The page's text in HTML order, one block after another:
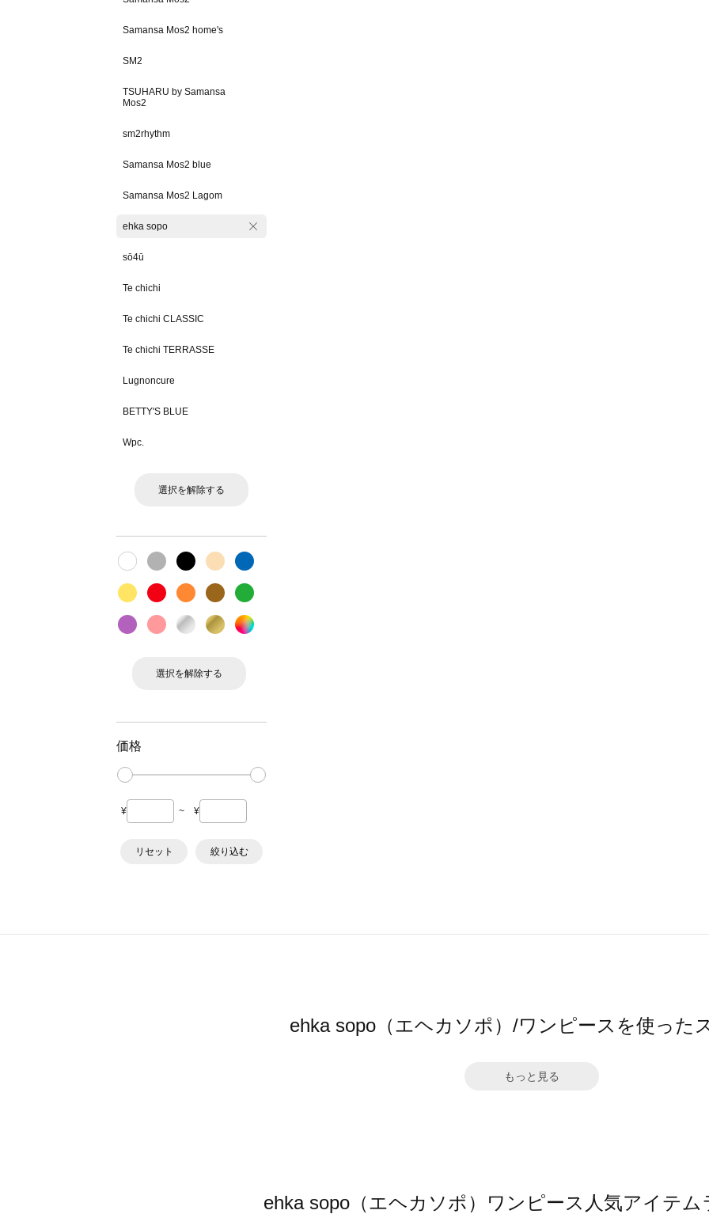
Samansa Mos2 home's
SM2
TSUHARU by Samansa
Mos2
sm2rhythm
Samansa Mos2 blue
Samansa Mos2 Lagom
ehka sopo
sō4ū
Te chichi
Te chichi CLASSIC
Te chichi TERRASSE
Lugnoncure
BETTY'S BLUE
Wpc.
選択を解除する
選択を解除する
価格
¥ ~ ¥
リセット 絞り込む
ehka sopo（エヘカソポ）/ワンピースを使った
もっと見る
ehka sopo（エヘカソポ）ワンピース人気アイテ